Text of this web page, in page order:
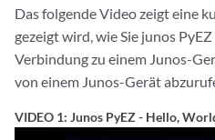
'HOME': '/var/home/user1',
'mastership_state':
         'model': 'RE-MX-104',
         'status': 'OK',
'RE1': {'last_reboot_reason':
Das folgende Video zeigt eine
gezeigt wird, wie Sie junos
Verbindung zu einem Junos-
von einem Junos-Gerät
VIDEO 1: Junos PyEZ - Hello,